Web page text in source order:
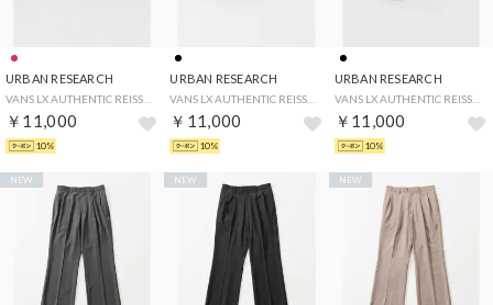
URBAN RESEARCH
￥11,000
10%
URBAN RESEARCH
￥11,000
10%
URBAN RESEARCH
VANS LX AUTHENTIC REISSUE 44 （ブラック）
￥11,000
10%
NEW NEW NEW